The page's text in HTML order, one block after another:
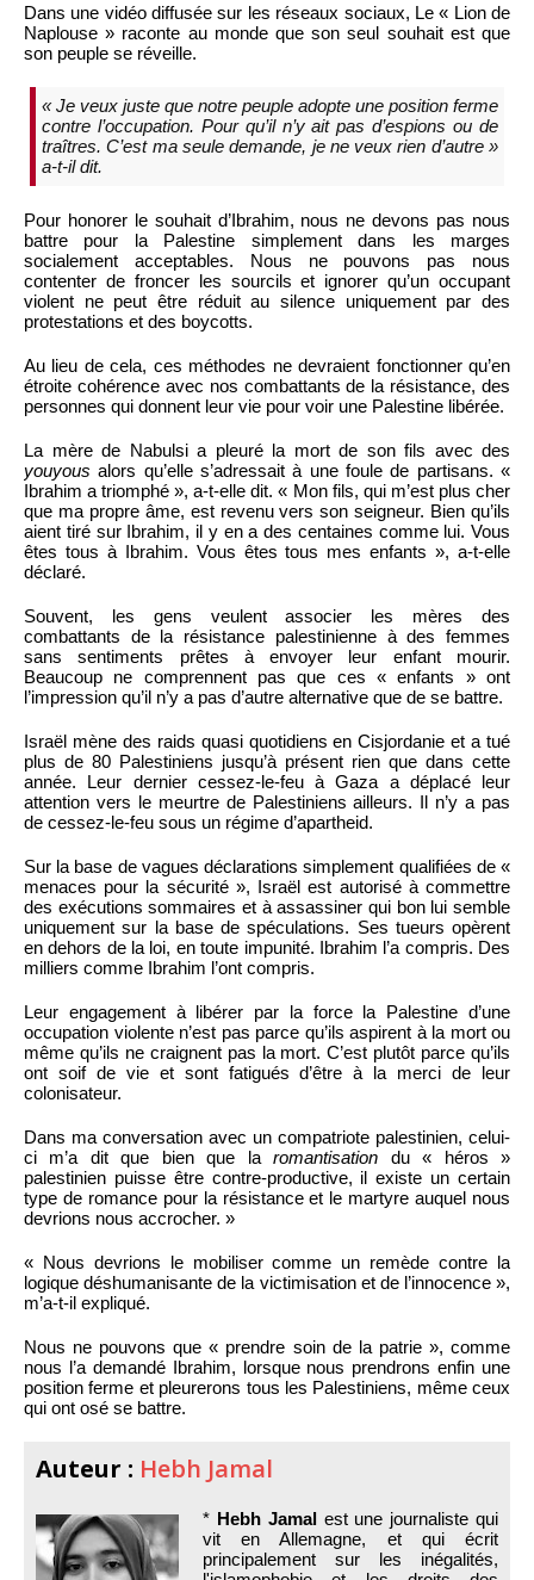
Dans une vidéo diffusée sur les réseaux sociaux, Le « Lion de
Naplouse » raconte au monde que son seul souhait est que
son peuple se réveille.
« Je veux juste que notre peuple adopte une position ferme
contre l’occupation. Pour qu’il n’y ait pas d’espions ou de
traîtres. C’est ma seule demande, je ne veux rien d’autre »
a-t-il dit.
Pour honorer le souhait d’Ibrahim, nous ne devons pas nous
battre pour la Palestine simplement dans les marges
socialement acceptables. Nous ne pouvons pas nous
contenter de froncer les sourcils et ignorer qu’un occupant
violent ne peut être réduit au silence uniquement par des
protestations et des boycotts.
Au lieu de cela, ces méthodes ne devraient fonctionner qu’en
étroite cohérence avec nos combattants de la résistance, des
personnes qui donnent leur vie pour voir une Palestine libérée.
La mère de Nabulsi a pleuré la mort de son fils avec des
youyous alors qu’elle s’adressait à une foule de partisans. «
Ibrahim a triomphé », a-t-elle dit. « Mon fils, qui m’est plus cher
que ma propre âme, est revenu vers son seigneur. Bien qu’ils
aient tiré sur Ibrahim, il y en a des centaines comme lui. Vous
êtes tous à Ibrahim. Vous êtes tous mes enfants », a-t-elle
déclaré.
Souvent, les gens veulent associer les mères des
combattants de la résistance palestinienne à des femmes
sans sentiments prêtes à envoyer leur enfant mourir.
Beaucoup ne comprennent pas que ces « enfants » ont
l’impression qu’il n’y a pas d’autre alternative que de se battre.
Israël mène des raids quasi quotidiens en Cisjordanie et a tué
plus de 80 Palestiniens jusqu’à présent rien que dans cette
année. Leur dernier cessez-le-feu à Gaza a déplacé leur
attention vers le meurtre de Palestiniens ailleurs. Il n’y a pas
de cessez-le-feu sous un régime d’apartheid.
Sur la base de vagues déclarations simplement qualifiées de «
menaces pour la sécurité », Israël est autorisé à commettre
des exécutions sommaires et à assassiner qui bon lui semble
uniquement sur la base de spéculations. Ses tueurs opèrent
en dehors de la loi, en toute impunité. Ibrahim l’a compris. Des
milliers comme Ibrahim l’ont compris.
Leur engagement à libérer par la force la Palestine d’une
occupation violente n’est pas parce qu’ils aspirent à la mort ou
même qu’ils ne craignent pas la mort. C’est plutôt parce qu’ils
ont soif de vie et sont fatigués d’être à la merci de leur
colonisateur.
Dans ma conversation avec un compatriote palestinien, celui-
ci m’a dit que bien que laromantisation du « héros »
palestinien puisse être contre-productive, il existe un certain
type de romance pour la résistance et le martyre auquel nous
devrions nous accrocher. »
« Nous devrions le mobiliser comme un remède contre la
logique déshumanisante de la victimisation et de l’innocence »,
m’a-t-il expliqué.
Nous ne pouvons que « prendre soin de la patrie », comme
nous l’a demandé Ibrahim, lorsque nous prendrons enfin une
position ferme et pleurerons tous les Palestiniens, même ceux
qui ont osé se battre.
Auteur : Hebh Jamal
* Hebh Jamalest une journaliste qui
vit en Allemagne, et qui écrit
principalement sur les inégalités,